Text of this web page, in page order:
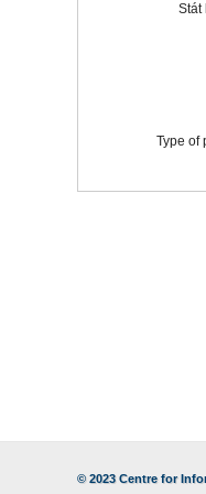
Stát
Type of
© 2023 Centre for